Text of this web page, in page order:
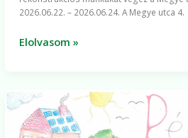
2026.06.22. – 2026.06.24. A Megye utca 4.
Elolvasom »
Lezárult
Fenntartható